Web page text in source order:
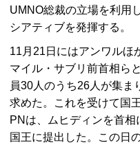
UMNO総裁の立場を利用
シアティブを発揮する。
11月21日にはアンワルほ
マイル・サブリ前首相ら
員30人のうち26人が集ま
求めた。これを受けて国
PN は、ムヒディンを首
国王に提出した。この日